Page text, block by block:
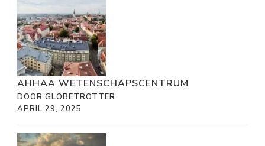
AHHAA WETENSCHAPSCENTRUM
DOOR GLOBETROTTER
APRIL 29, 2025